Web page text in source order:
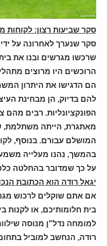
סקר שביעות רצון: לקוחות
שרכשו מגרשים ובנו את
הרוכשים היו מרוצים
הם הדגישו את היתרון
להם בדיוק, הן מבחינת
הפונקציונליות. רבים מהם
מאתגרת, הייתה משתלמת,
המושלם עבורם. בנוסף,
בהמשך, נהנו מעלייה
על כך שמדובר בהחלטה
יגאל רודה הוא הכתובת
אם אתם שוקלים לרכוש
בית חלומותיכם, או לקנות
למומחה נדל"ן מנוסה
רודה, הנחשב למוביל